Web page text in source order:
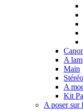
A
Main
A
Kit
A poser sur